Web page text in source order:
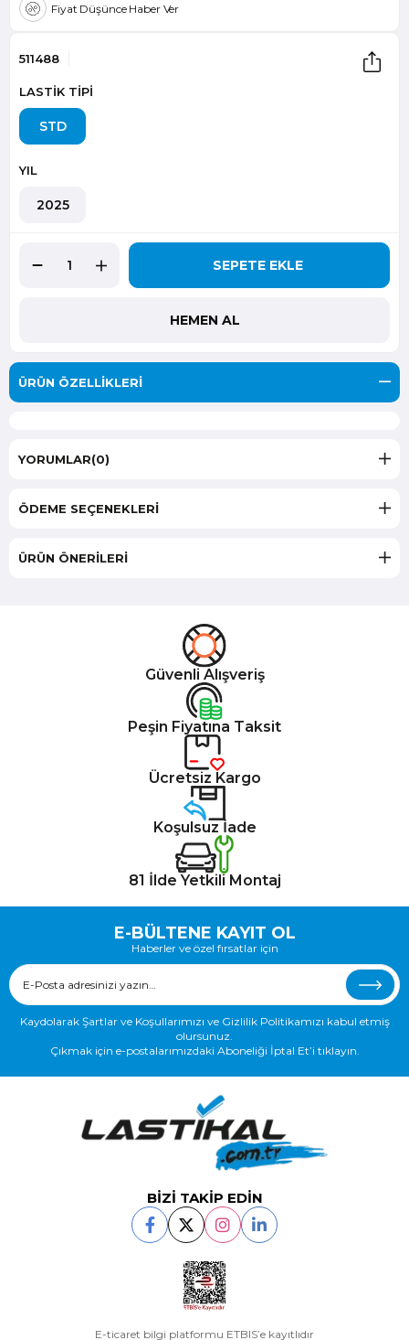
Fiyat Düşünce Haber Ver
511488
LASTİK TİPİ
STD
YIL
2025
ÜRÜN ÖZELLIKLERI
YORUMLAR(0)
ÖDEME SEÇENEKLERI
ÜRÜN ÖNERILERI
Güvenli Alışveriş
Peşin Fiyatına Taksit
Ücretsiz Kargo
Koşulsuz İade
81 İlde Yetkili Montaj
E-BÜLTENE KAYIT OL
Haberler ve özel fırsatlar için
Kaydolarak Şartlar ve Koşullarımızı ve Gizlilik Politikamızı kabul etmiş
olursunuz.
Çıkmak için e-postalarımızdaki Aboneliği İptal Et’i tıklayın.
BİZİ TAKİP EDİN
E-ticaret bilgi platformu ETBIS’e kayıtlıdır